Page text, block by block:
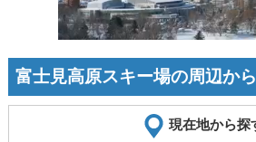
富士見高原スキー場の周辺か
現在地から探